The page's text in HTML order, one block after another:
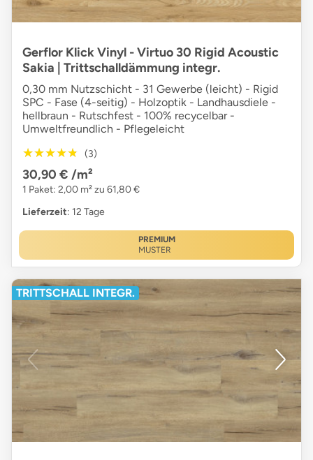
Gerflor Klick Vinyl - Virtuo 30 Rigid Acoustic
Sakia | Trittschalldämmung integr.
0,30 mm Nutzschicht - 31 Gewerbe (leicht) - Rigid
SPC - Fase (4-seitig) - Holzoptik - Landhausdiele -
hellbraun - Rutschfest - 100% recycelbar -
Umweltfreundlich - Pflegeleicht
★★★★★
★★★★★ (3)
30,90 € /m²
1 Paket: 2,00 m² zu 61,80 €
Lieferzeit: 12 Tage
PREMIUM
MUSTER
TRITTSCHALL INTEGR.